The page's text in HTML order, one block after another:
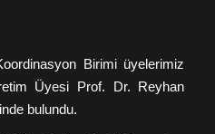
Birimi üyelerimiz
Üyesi Prof. Dr. Reyhan
bulundu.